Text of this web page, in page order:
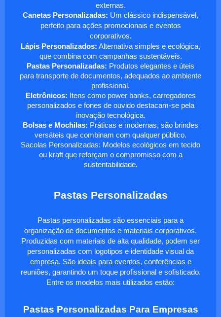
externas.
Canetas Personalizadas: Um clássico indispensável,
perfeito para ações promocionais e eventos
corporativos.
Lápis Personalizados: Alternativa simples e ecológica,
que combina com campanhas sustentáveis.
Pastas Personalizadas: Produtos elegantes e úteis
para transporte de documentos, adequados ao ambiente
profissional.
Eletrônicos: Itens como power banks, carregadores
personalizados e fones de ouvido destacam-se pela
inovação tecnológica.
Bolsas e Mochilas: Práticas e modernas, são brindes
versáteis que combinam com qualquer público.
Sacolas Personalizadas: Modelos ecológicos em tecido
ou kraft que reforçam o compromisso com a
sustentabilidade.
Pastas Personalizadas
Pastas personalizadas são essenciais para a
organização de documentos e materiais corporativos.
Produzidas com materiais de alta qualidade, podem ser
personalizadas com logotipos e identidade visual da
empresa. São ideais para eventos, conferências e
reuniões, garantindo um toque profissional e sofisticado.
Entre os modelos mais utilizados estão:
Pastas Personalizadas Para Empresas